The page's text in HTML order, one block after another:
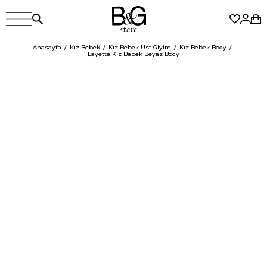
Anasayfa Kız Bebek Kız Bebek Üst Giyim
Kız Bebek Body
Layette Kız Bebek Beyaz Body